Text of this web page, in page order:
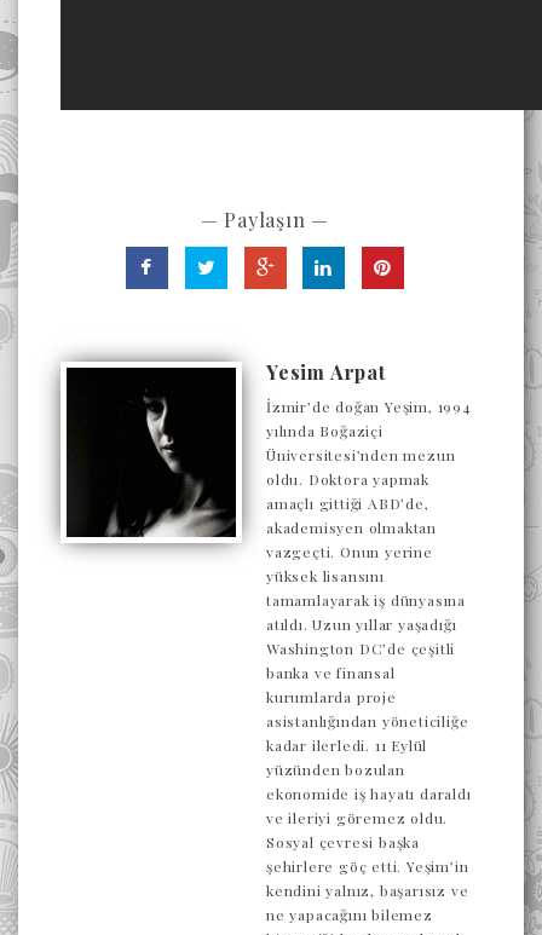
— Paylaşın —
Yesim Arpat
İzmir’de doğan Yeşim, 1994
yılında Boğaziçi
Üniversitesi’nden mezun
oldu. Doktora yapmak
amaçlı gittiği ABD’de,
akademisyen olmaktan
vazgeçti. Onun yerine
yüksek lisansını
tamamlayarak iş dünyasına
atıldı. Uzun yıllar yaşadığı
Washington DC’de çeşitli
banka ve finansal
kurumlarda proje
asistanlığından yöneticiliğe
kadar ilerledi. 11 Eylül
yüzünden bozulan
ekonomide iş hayatı daraldı
ve ileriyi göremez oldu.
Sosyal çevresi başka
şehirlere göç etti. Yeşim’in
kendini yalnız, başarısız ve
ne yapacağını bilemez